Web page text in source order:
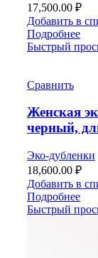
17,500.00 ₽
Добавить в
Подробнее
Быстрый
Сравнить
Женская
черный,
Эко-дубленки
18,600.00 ₽
Добавить в
Подробнее
Быстрый